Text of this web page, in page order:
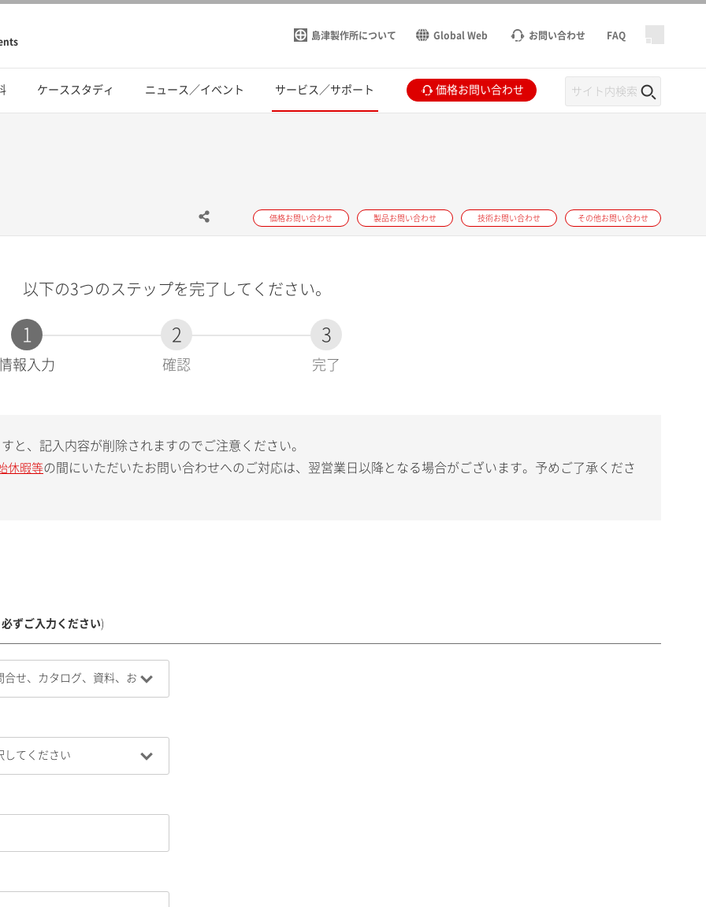
島津製作所について Global Web お問い合わせ FAQ
ケーススタディ ニュース／イベント サービス／サポート 価格お問い合わせ
価格お問い合わせ 製品お問い合わせ 技術お問い合わせ その他お問い合わせ
以下の3つのステップを完了してください。
1
報入力
2
確認
3
完了
と、記入内容が削除されますのでご注意ください。
休暇等の間にいただいたお問い合わせへのご対応は、翌営業日以降となる場合がございます。予めご了承くださ
ずご入力ください)